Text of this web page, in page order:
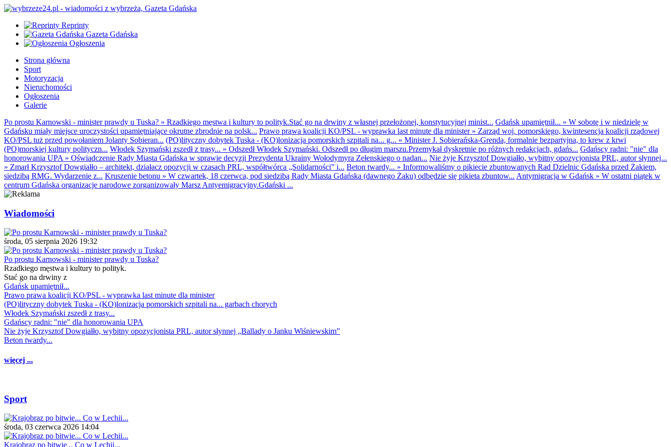
Reprinty
Gazeta Gdańska
Ogłoszenia
Strona główna
Sport
Motoryzacja
Nieruchomości
Ogłoszenia
Galerie
Po prostu Karnowski - minister prawdy u Tuska? » Rzadkiego męstwa i kultury to polityk.Stać go na drwiny z własnej przełożonej, konstytucyjnej minist... Gdańsk upamiętnił... » W sobotę i w niedzielę w
Gdańsku miały miejsce uroczystości upamiętniające okrutne zbrodnie na polsk... Prawo prawa koalicji KO/PSL - wyprawka last minute dla minister» Zarząd woj. pomorskiego, kwintesencja koalicji rządowej
KO/PSL tuż przed powołaniem Jolanty Sobieran... (PO)lityczny dobytek Tuska - (KO)lonizacja pomorskich szpitali na... g... » Minister J. Sobierańska-Grenda, formalnie bezpartyjna, to krew z krwi
(PO)morskiej kultury polityczn... Włodek Szymański zszedł z trasy... » Odszedł Włodek Szymański. Odszedł po długim marszu.Przemykał dyskretnie po różnych redakcjach, gdańs... Gdańscy radni: "nie" dla
honorowania UPA » Oświadczenie Rady Miasta Gdańska w sprawie decyzji Prezydenta Ukrainy Wołodymyra Zełenskiego o nadan... Nie żyje Krzysztof Dowgiałło, wybitny opozycjonista PRL, autor słynnej...
» Zmarł Krzysztof Dowgiałło – architekt, działacz opozycji w czasach PRL, współtwórca „Solidarności” i... Beton twardy... » Informowaliśmy o pikiecie zbuntowanych Rad Dzielnic Gdańska przed Żakiem,
siedzibą RMG. Wydarzenie z... Kruszenie betonu » W czwartek, 18 czerwca, pod siedzibą Rady Miasta Gdańska (dawnego Żaku) odbędzie się pikieta zbuntow... Antymigracja w Gdańsk » W ostatni piątek w
centrum Gdańska organizacje narodowe zorganizowały Marsz Antyemigracyjny.Gdański ...
Wiadomości
środa, 05 sierpnia 2026 19:32
Po prostu Karnowski - minister prawdy u Tuska?
Rzadkiego męstwa i kultury to polityk.
Stać go na drwiny z
Gdańsk upamiętnił...
Prawo prawa koalicji KO/PSL - wyprawka last minute dla minister
(PO)lityczny dobytek Tuska - (KO)lonizacja pomorskich szpitali na... garbach chorych
Włodek Szymański zszedł z trasy...
Gdańscy radni: "nie" dla honorowania UPA
Nie żyje Krzysztof Dowgiałło, wybitny opozycjonista PRL, autor słynnej „Ballady o Janku Wiśniewskim”
Beton twardy...
więcej ...
Sport
środa, 03 czerwca 2026 14:04
Krajobraz po bitwie... Co w Lechii...